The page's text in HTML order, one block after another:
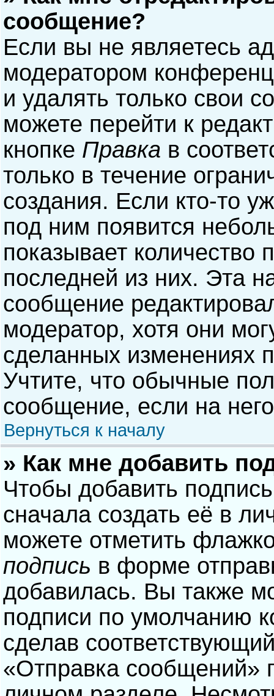
сообщение?
Если вы не являетесь
модератором
и удалять только свои
можете перейти к
кнопке Правка в
только в течение
создания. Если кто-то
под ним появится
показывает количество
последней из них. Эта
сообщение
модератор, хотя они
сделанных изменениях
Учтите, что обычные
сообщение, если на
Вернуться к началу
» Как мне добавить
Чтобы добавить
сначала создать её в
можете отметить
подпись в форме
добавилась. Вы также
подписи по умолчанию
сделав
«Отправка сообщений»